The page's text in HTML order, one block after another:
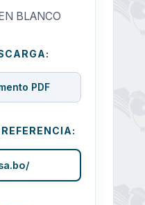
BLANCO
PDF